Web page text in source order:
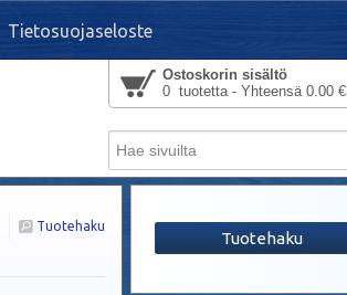
Tietosuojaseloste
Ostoskorin sisältö
0 tuotetta - Yhteensä 0.00 €
Tuotehaku
Tuotehaku